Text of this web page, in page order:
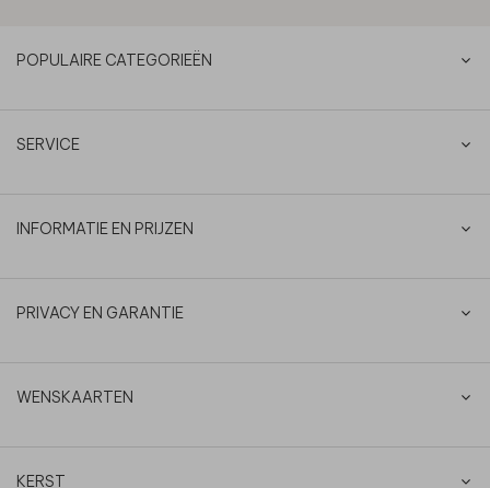
POPULAIRE CATEGORIEËN
SERVICE
INFORMATIE EN PRIJZEN
PRIVACY EN GARANTIE
WENSKAARTEN
KERST